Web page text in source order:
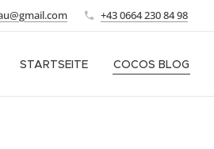
+43 0664 230 84 98
STARTSEITE COCOS BLOG